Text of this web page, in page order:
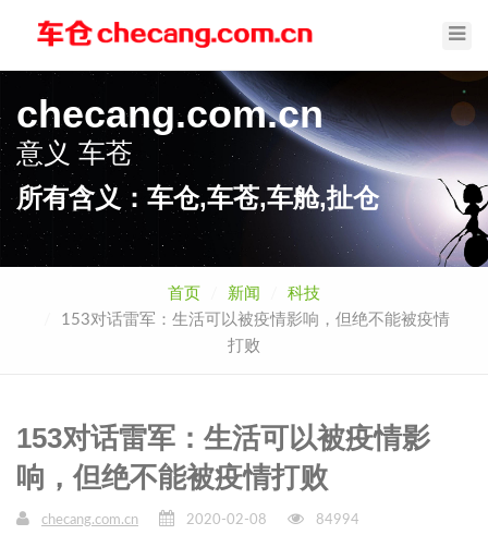
checang.com.cn
意义
车舱
所有含义：车仓,车苍,车舱,扯仓
首页 新闻
科技
153对话雷军：生活可以被疫情影响，但绝不能被疫情
打败
153对话雷军：生活可以被疫情影
响，但绝不能被疫情打败
checang.com.cn 2020-02-08 84994